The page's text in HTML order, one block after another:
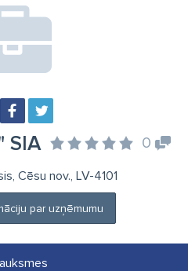
SIA 0
Cēsu nov., LV-4101
par uzņēmumu